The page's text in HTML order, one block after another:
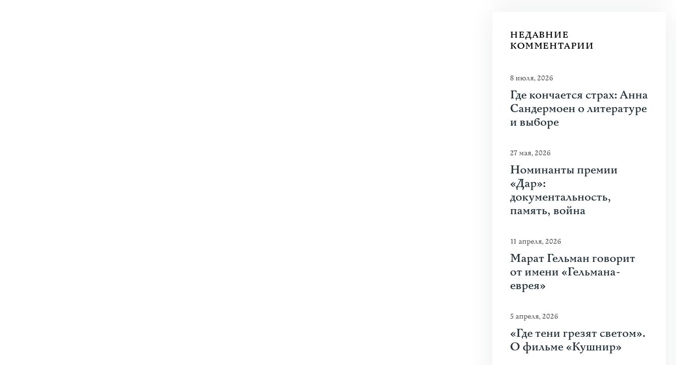
НЕДАВНИЕ
КОММЕНТАРИИ
8 июля, 2026
Где кончается страх: Анна
Сандермоен о литературе
и выборе
27 мая, 2026
Номинанты премии
«Дар»:
документальность,
память, война
11 апреля, 2026
Марат Гельман говорит
от имени «Гельмана-
еврея»
5 апреля, 2026
«Где тени грезят светом».
О фильме «Кушнир»